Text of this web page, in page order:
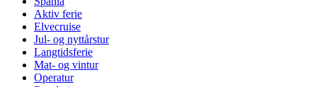
Aktiv ferie
Elvecruise
Jul- og nyttårstur
Langtidsferie
Mat- og vintur
Operatur